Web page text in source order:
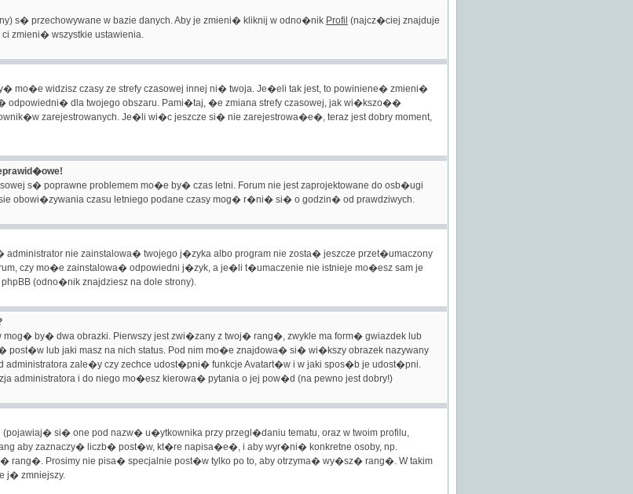
s� przechowywane w bazie danych. Aby je zmieni� kliknij w odno�nik Profil (najcz�ciej znajduje
zmieni� wszystkie ustawienia.
mo�e widzisz czasy ze strefy czasowej innej ni� twoja. Je�eli tak jest, to powiniene� zmieni�
odpowiedni� dla twojego obszaru. Pami�taj, �e zmiana strefy czasowej, jak wi�kszo��
zarejestrowanych. Je�li wi�c jeszcze si� nie zarejestrowa�e�, teraz jest dobry moment,
s� poprawne problemem mo�e by� czas letni. Forum nie jest zaprojektowane do osb�ugi
obowi�zywania czasu letniego podane czasy mog� r�ni� si� o godzin� od prawdziwych.
administrator nie zainstalowa� twojego j�zyka albo program nie zosta� jeszcze przet�umaczony
czy mo�e zainstalowa� odpowiedni j�zyk, a je�li t�umaczenie nie istnieje mo�esz sam je
(odno�nik znajdziesz na dole strony).
by� dwa obrazki. Pierwszy jest zwi�zany z twoj� rang�, zwykle ma form� gwiazdek lub
lub jaki masz na nich status. Pod nim mo�e znajdowa� si� wi�kszy obrazek nazywany
administratora zale�y czy zechce udost�pni� funkcje Avatart�w i w jaki spos�b je udost�pni.
administratora i do niego mo�esz kierowa� pytania o jej pow�d (na pewno jest dobry!)
si� one pod nazw� u�ytkownika przy przegl�daniu tematu, oraz w twoim profilu,
aby zaznaczy� liczb� post�w, kt�re napisa�e�, i aby wyr�ni� konkretne osoby, np.
rang�. Prosimy nie pisa� specjalnie post�w tylko po to, aby otrzyma� wy�sz� rang�. W takim
j� zmniejszy.